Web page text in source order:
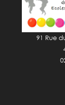
91 Rue